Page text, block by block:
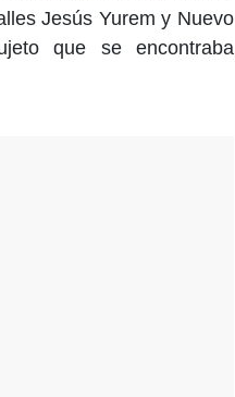
Jesús Yurem y Nuevo
que se encontraba